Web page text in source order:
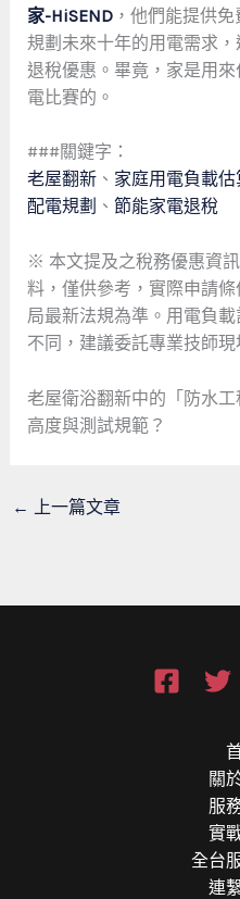
家-HiSEND，他們能提供免
規劃未來十年的用電需求
退稅優惠。畢竟，家是用
電比賽的。
###關鍵字：
老屋翻新、 家庭用電負載估
配電規劃 、 節能家電退稅
※ 本文提及之稅務優惠資
料，僅供參考，實際申請
局最新法規為準。用電負
不同，建議委託專業技師現
老屋衛浴翻新中的「防水
高度與測試規範？
← 上一篇文章
關
服
實
全台
連